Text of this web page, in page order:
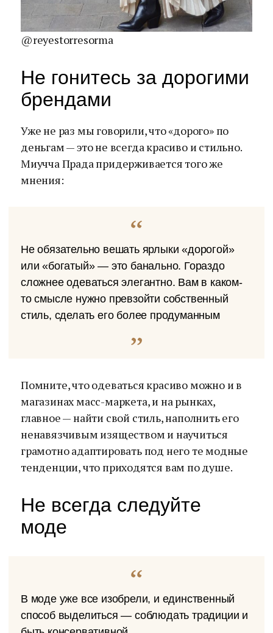
@reyestorresorma
Не гонитесь за дорогими
брендами
Уже не раз мы говорили, что «дорого» по
деньгам — это не всегда красиво и стильно.
Миучча Прада придерживается того же
мнения:
Не обязательно вешать ярлыки «дорогой»
или «богатый» — это банально. Гораздо
сложнее одеваться элегантно. Вам в каком-
то смысле нужно превзойти собственный
стиль, сделать его более продуманным
Помните, что одеваться красиво можно и в
магазинах масс-маркета, и на рынках,
главное — найти свой стиль, наполнить его
ненавязчивым изяществом и научиться
грамотно адаптировать под него те модные
тенденции, что приходятся вам по душе.
Не всегда следуйте
моде
В моде уже все изобрели, и единственный
способ выделиться — соблюдать традиции и